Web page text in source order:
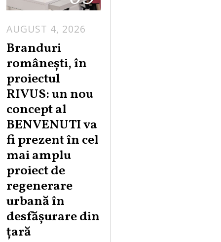
AUGUST 4, 2026
Branduri
românești, în
proiectul
RIVUS: un nou
concept al
BENVENUTI va
fi prezent în cel
mai amplu
proiect de
regenerare
urbană în
desfășurare din
țară